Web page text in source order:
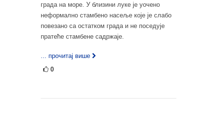
града на море. У близини луке је уочено
неформално стамбено насеље које је слабо
повезано са остатком града и не поседује
пратеће стамбене садржаје.
... прочитај више
0